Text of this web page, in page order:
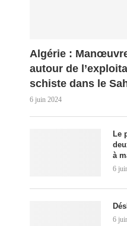
Algérie :
autour de
schiste dans le
6 juin 2024
Le
à
6
6